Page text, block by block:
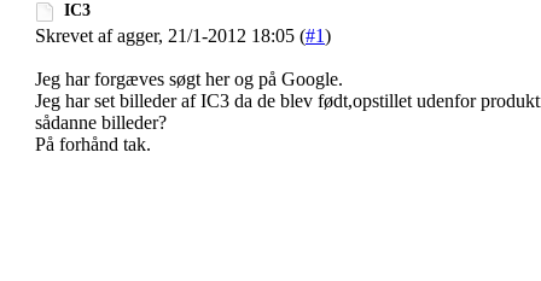
IC3
Skrevet af agger, 21/1-2012 18:05 (#1)
Jeg har forgæves søgt her og på Google.
Jeg har set billeder af IC3 da de blev født,opstillet udenfor
sådanne billeder?
På forhånd tak.